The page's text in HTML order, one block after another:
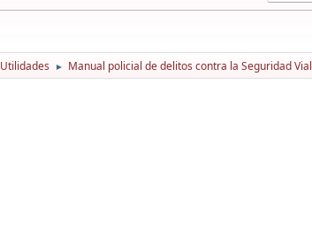
Utilidades ► Manual policial de delitos contra la Seguridad Vial